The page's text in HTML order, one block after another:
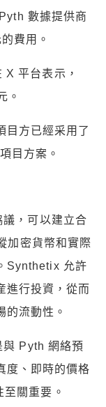
數據提供商
費用。
平台表示，
。
目方已經采用了
目方案。
，可以建立合
加密貨幣和實際
Synthetix 允許
進行投資，從而
的流動性。
Pyth 網絡預
度、即時的價格
關重要。